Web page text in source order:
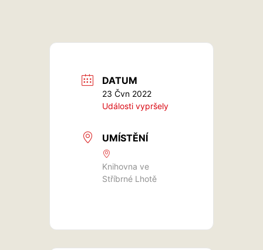
DATUM
23 Čvn 2022
Události vypršely
UMÍSTĚNÍ
Knihovna ve
Stříbrné Lhotě